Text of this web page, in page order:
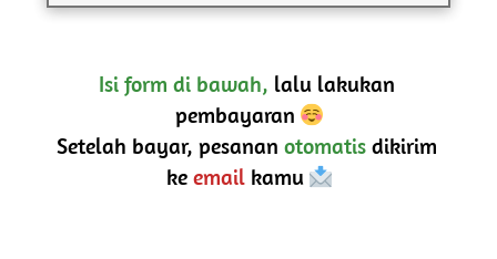
Isi form di bawah, lalu lakukan
pembayaran
Setelah bayar, pesanan otomatis dikirim
ke email kamu